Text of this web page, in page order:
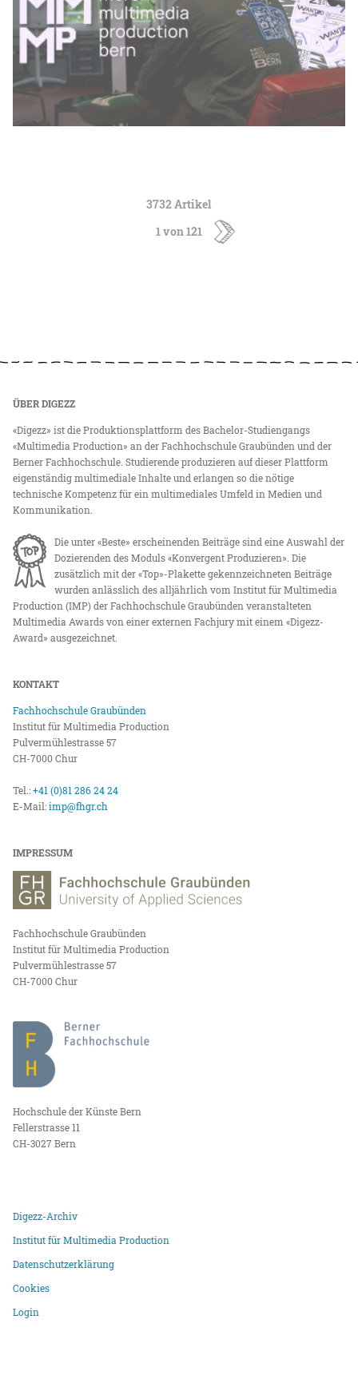
3732 Artikel
1 von 121
ÜBER DIGEZZ
«Digezz» ist die Produktionsplattform des Bachelor-Studiengangs
«Multimedia Production» an der Fachhochschule Graubünden und der
Berner Fachhochschule. Studierende produzieren auf dieser Plattform
eigenständig multimediale Inhalte und erlangen so die nötige
technische Kompetenz für ein multimediales Umfeld in Medien und
Kommunikation.
Die unter «Beste» erscheinenden Beiträge sind eine Auswahl der
Dozierenden des Moduls «Konvergent Produzieren». Die
zusätzlich mit der «Top»-Plakette gekennzeichneten Beiträge
wurden anlässlich des alljährlich vom Institut für Multimedia
Production (IMP) der Fachhochschule Graubünden veranstalteten
Multimedia Awards von einer externen Fachjury mit einem «Digezz-
Award» ausgezeichnet.
KONTAKT
Fachhochschule Graubünden
Institut für Multimedia Production
Pulvermühlestrasse 57
CH-7000 Chur
Tel.:+41 (0)81 286 24 24
E-Mail:imp@fhgr.ch
IMPRESSUM
Fachhochschule Graubünden
Institut für Multimedia Production
Pulvermühlestrasse 57
CH-7000 Chur
Hochschule der Künste Bern
Fellerstrasse 11
CH-3027 Bern
Digezz-Archiv
Institut für Multimedia Production
Datenschutzerklärung
Cookies
Login